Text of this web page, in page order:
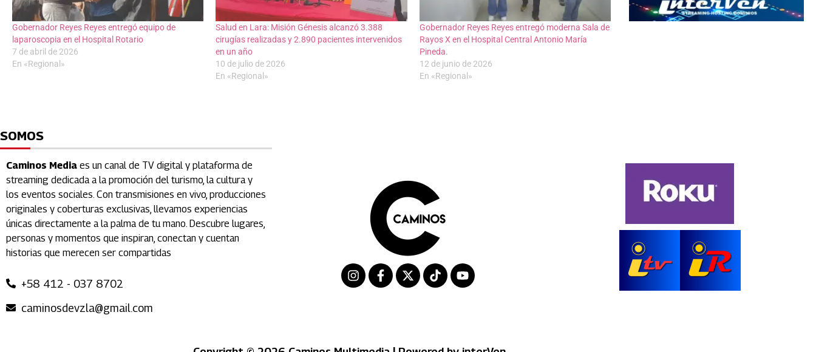
Gobernador Reyes Reyes entregó equipo de
laparoscopia en el Hospital Rotario
7 de abril de 2026
En «Regional»
Salud en Lara: Misión Génesis alcanzó 3.388
cirugías realizadas y 2.890 pacientes intervenidos
en un año
10 de julio de 2026
En «Regional»
Gobernador Reyes Reyes entregó moderna Sala de
Rayos X en el Hospital Central Antonio María
Pineda.
12 de junio de 2026
En «Regional»
SOMOS
Caminos Media es un canal de TV digital y plataforma de
streaming dedicada a la promoción del turismo, la cultura y
los eventos sociales. Con transmisiones en vivo, producciones
originales y coberturas exclusivas, llevamos experiencias
únicas directamente a la palma de tu mano. Descubre lugares,
personas y momentos que inspiran, conectan y cuentan
historias que merecen ser compartidas
+58 412 - 037 8702
caminosdevzla@gmail.com